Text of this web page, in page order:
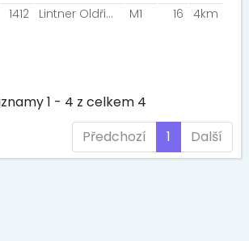
1412 Lintner Oldřich M1 16 4km
1 - 4 z celkem 4
Předchozí
1 Další